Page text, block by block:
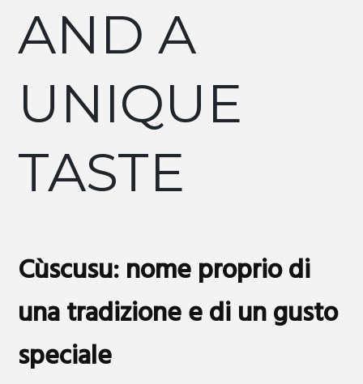
AND A
UNIQUE
TASTE
Cùscusu: nome proprio di
una tradizione e di un gusto
speciale